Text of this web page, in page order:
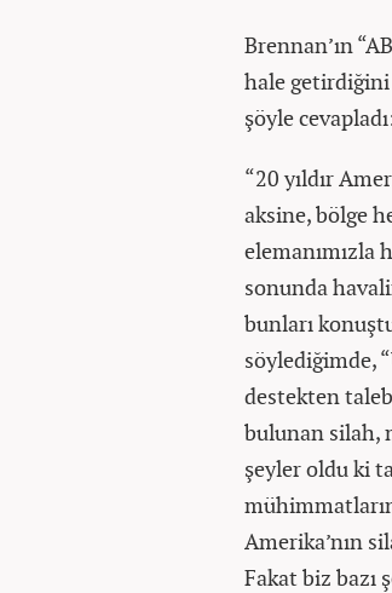
Brennan’ın
hale getirdiğini
şöyle
“20 yıldır
aksine, bölge
elemanımızla
sonunda
bunları
söylediğimde,
destekten
bulunan silah,
şeyler oldu ki
Amerika’nın
Fakat biz bazı